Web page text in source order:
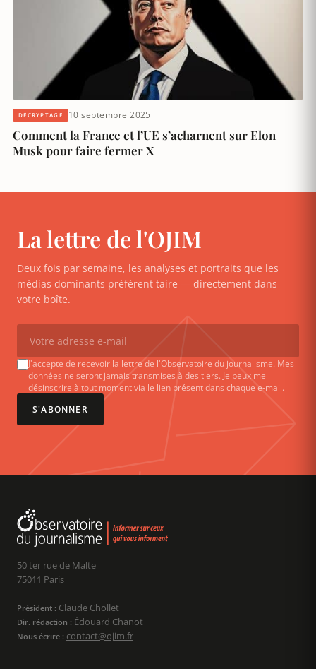
DÉCRYPTAGE 10 septembre 2025
Comment la France et l’UE s’acharnent sur Elon
Musk pour faire fermer X
La lettre de l'OJIM
Deux fois par semaine, les analyses et portraits que les
médias dominants préfèrent taire — directement dans
votre boîte.
J'accepte de recevoir la lettre de l'Observatoire du journalisme. Mes
données ne seront jamais transmises à des tiers. Je peux me
désinscrire à tout moment via le lien présent dans chaque e-mail.
S'ABONNER
50 ter rue de Malte
75011 Paris
Président : Claude Chollet
Dir. rédaction : Édouard Chanot
Nous écrire : contact@ojim.fr